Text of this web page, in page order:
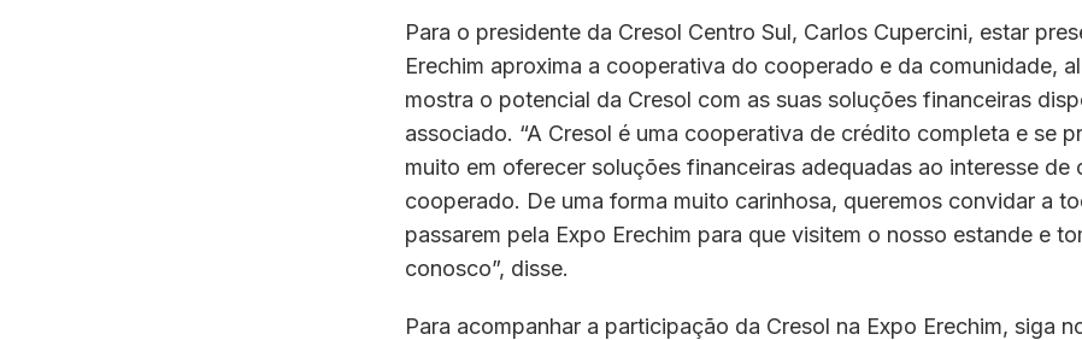
Para o presidente da Cresol Centro Sul, Carlos Cupercini, estar
Erechim aproxima a cooperativa do cooperado e da comunidade,
mostra o potencial da Cresol com as suas soluções financeiras
associado. “A Cresol é uma cooperativa de crédito completa e se
muito em oferecer soluções financeiras adequadas ao interesse de
cooperado. De uma forma muito carinhosa, queremos convidar a
passarem pela Expo Erechim para que visitem o nosso estande e
conosco”, disse.
Para acompanhar a participação da Cresol na Expo Erechim, siga